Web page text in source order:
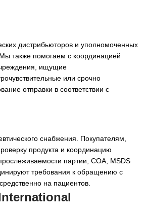
дистрибьюторов и уполномоченных
также помогаем с координацией
ищущие
или срочно
отправки в соответствии с
снабжения. Покупателям,
продукта и координацию
партии, COA, MSDS
требования к обращению с
на пациентов.